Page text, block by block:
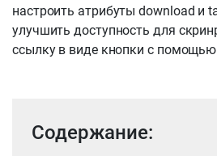
настроить атрибуты download и
улучшить доступность для
ссылку в виде кнопки с помощью
Содержание: